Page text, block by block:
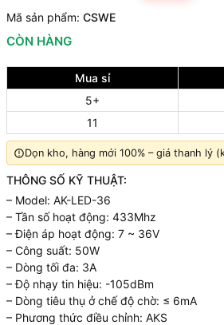
Mã sản phẩm: CSWE
CÒN HÀNG
Mua sỉ
5+
11
Dọn kho, hàng mới 100% – giá thanh lý
THÔNG SỐ KỸ THUẬT:
– Model: AK-LED-36
– Tần số hoạt động: 433Mhz
– Điện áp hoạt động: 7 ~ 36V
– Công suất: 50W
– Dòng tối đa: 3A
– Độ nhạy tin hiệu: -105dBm
– Dòng tiêu thụ ở chế độ chờ: ≤ 6mA
– Phương thức điều chỉnh: AKS